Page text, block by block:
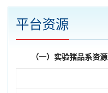
平台资源
（一）实验猪品系资源